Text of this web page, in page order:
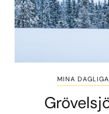
MINA